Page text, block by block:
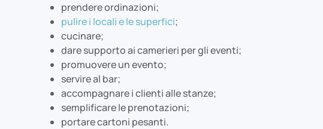
prendere ordinazioni;
pulire i locali e le superfici;
cucinare;
dare supporto ai camerieri per gli eventi;
promuovere un evento;
servire al bar;
accompagnare i clienti alle stanze;
semplificare le prenotazioni;
portare cartoni pesanti.